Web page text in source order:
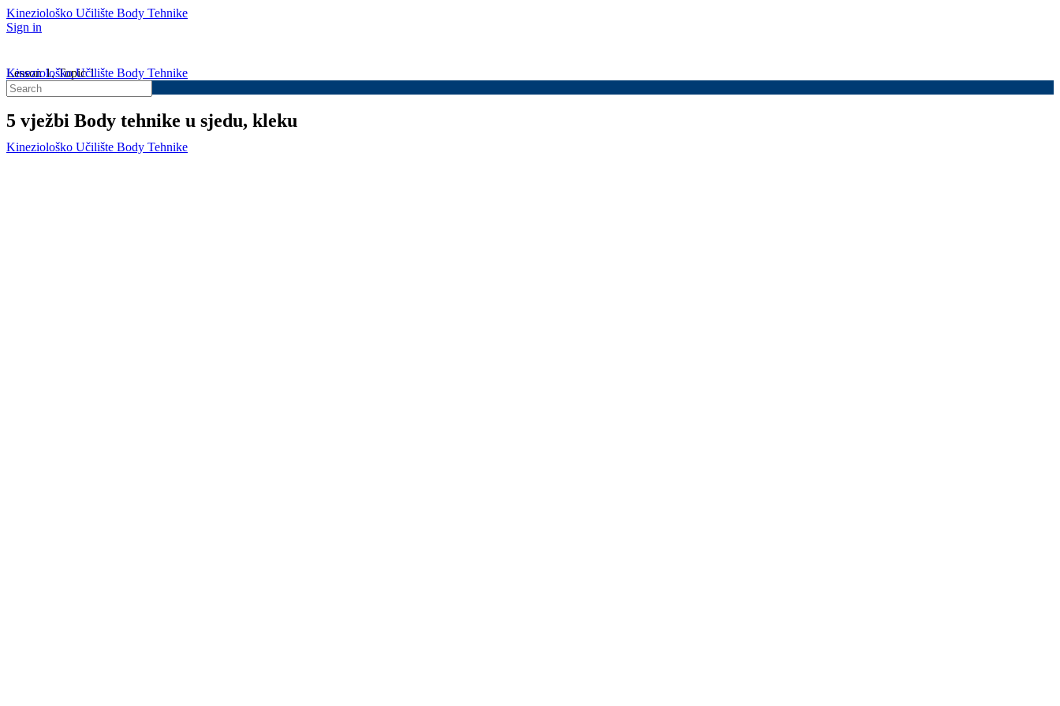
Kineziološko Učilište Body Tehnike
Sign in
Kineziološko Učilište Body Tehnike
Search
for:
Kineziološko Učilište Body Tehnike
Lesson 1, Topic 1
In Progress
5 vježbi Body tehnike u sjedu, kleku